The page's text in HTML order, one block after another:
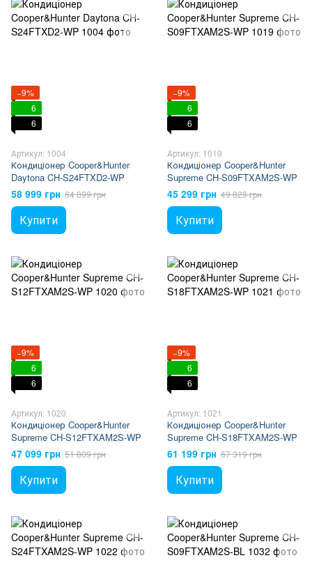
−9%
6
6
Артикул: 1004
Кондиціонер Cooper&Hunter
Daytona CH-S24FTXD2-WP
58 999 грн 64 899 грн
Купити
−9%
6
6
Артикул: 1019
Кондиціонер Cooper&Hunter
Supreme CH-S09FTXAM2S-WP
45 299 грн 49 829 грн
Купити
−9%
6
6
Артикул: 1020
Кондиціонер Cooper&Hunter
Supreme CH-S12FTXAM2S-WP
47 099 грн 51 809 грн
Купити
−9%
6
6
Артикул: 1021
Кондиціонер Cooper&Hunter
Supreme CH-S18FTXAM2S-WP
61 199 грн 67 319 грн
Купити